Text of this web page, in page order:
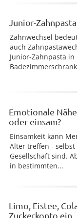
Junior-
Zahnwechsel
auch
Junior-Zahnpasta in
Emotionale
oder einsam?
Einsamkeit kann
Alter treffen -
Gesellschaft sind.
in bestimmten...
Limo, Eistee,
Zuckerkonto ein